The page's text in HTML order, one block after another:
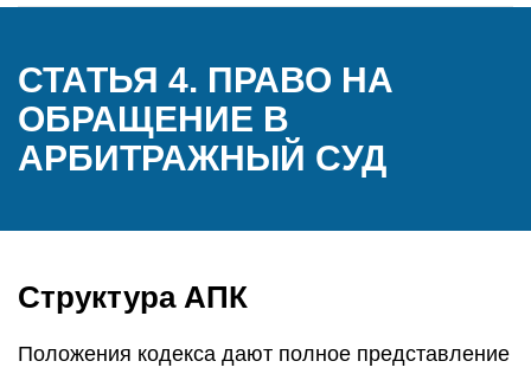
СТАТЬЯ 4. ПРАВО НА
ОБРАЩЕНИЕ В
АРБИТРАЖНЫЙ СУД
Структура АПК
Положения кодекса дают полное представление